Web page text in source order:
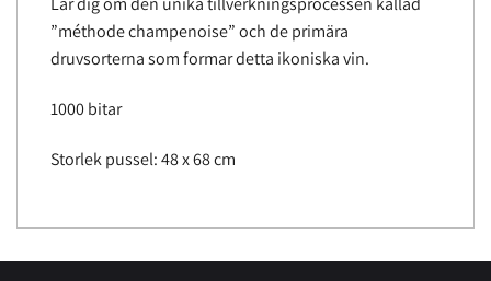
”méthode champenoise” och de primära
druvsorterna som formar detta ikoniska vin.
1000 bitar
Storlek pussel: 48 x 68 cm